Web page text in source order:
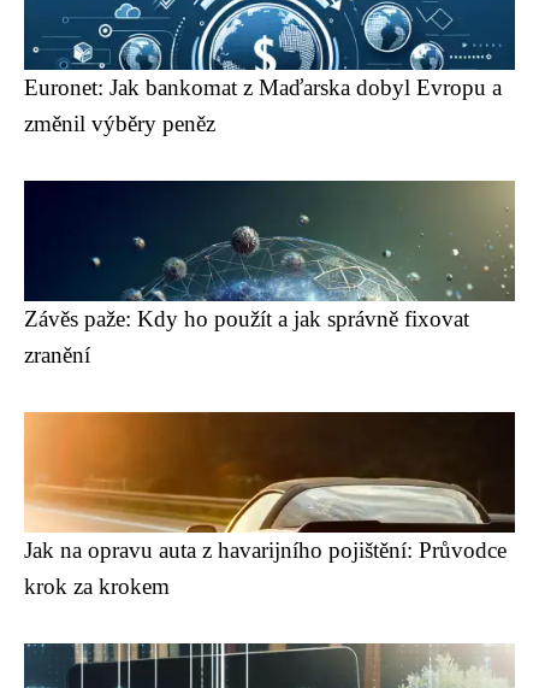
Euronet: Jak bankomat z Maďarska dobyl Evropu a
změnil výběry peněz
Závěs paže: Kdy ho použít a jak správně fixovat
zranění
Jak na opravu auta z havarijního pojištění: Průvodce
krok za krokem